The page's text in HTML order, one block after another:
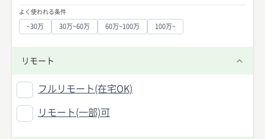
よく使われる条件
~30万 30万~60万 60万~100万 100万~
リモート
フルリモート(在宅OK)
リモート(一部)可